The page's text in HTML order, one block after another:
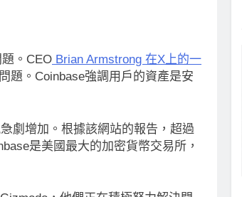
。CEO Brian Armstrong 在X上的一
題。Coinbase強調用戶的資產是安
劇增加。根據該網站的報告，超過
是美國最大的加密貨幣交易所，